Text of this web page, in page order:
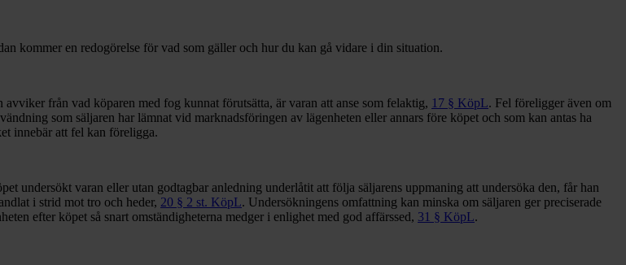
kommer en redogörelse för vad som gäller och hur du kan gå vidare i din situation.
från vad köparen med fog kunnat förutsätta, är varan att anse som felaktig, 17 § KöpL. Fel föreligger även om
som säljaren har lämnat vid marknadsföringen av lägenheten eller annars före köpet och som kan antas ha
innebär att fel kan föreligga.
undersökt varan eller utan godtagbar anledning underlåtit att följa säljarens uppmaning att undersöka den, får han
i strid mot tro och heder, 20 § 2 st. KöpL. Undersökningens omfattning kan minska om säljaren ger preciserade
efter köpet så snart omständigheterna medger i enlighet med god affärssed, 31 § KöpL.